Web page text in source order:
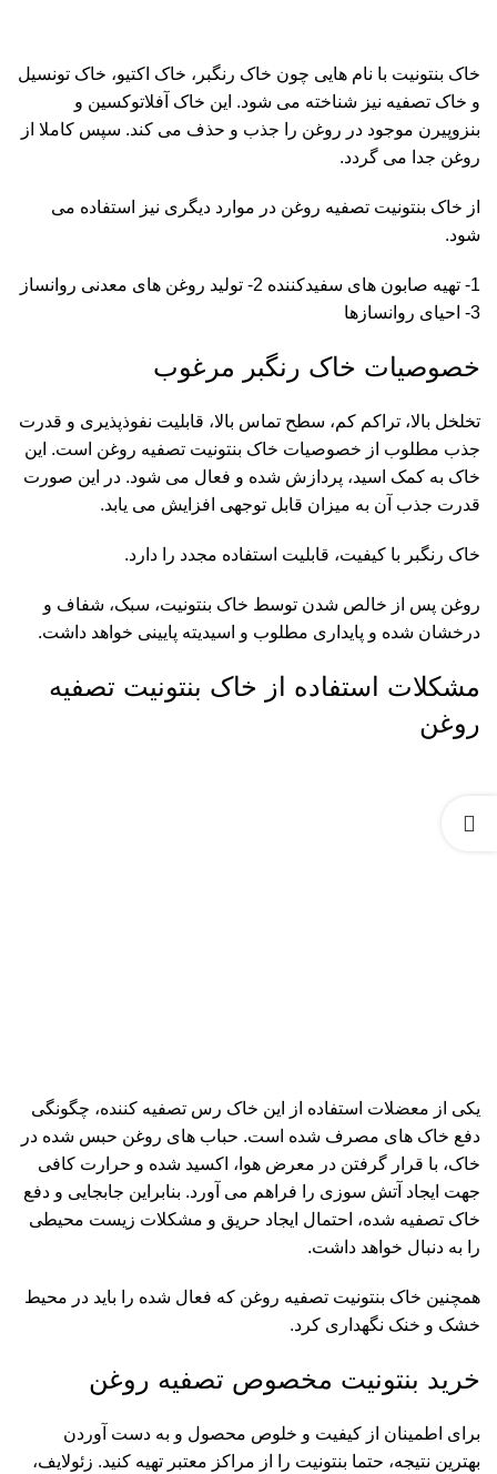
خاک بنتونیت با نام هایی چون خاک رنگبر، خاک اکتیو، خاک تونسیل
و خاک تصفیه نیز شناخته می شود. این خاک آفلاتوکسین و
بنزوپیرن موجود در روغن را جذب و حذف می کند. سپس کاملا از
روغن جدا می گردد.
از خاک بنتونیت تصفیه روغن در موارد دیگری نیز استفاده می
شود.
1- تهیه صابون های سفیدکننده 2- تولید روغن های معدنی روانساز
3- احیای روانسازها
خصوصیات خاک رنگبر مرغوب
تخلخل بالا، تراکم کم، سطح تماس بالا، قابلیت نفوذپذیری و قدرت
جذب مطلوب از خصوصیات خاک بنتونیت تصفیه روغن است. این
خاک به کمک اسید، پردازش شده و فعال می شود. در این صورت
قدرت جذب آن به میزان قابل توجهی افزایش می یابد.
خاک رنگبر با کیفیت، قابلیت استفاده مجدد را دارد.
روغن پس از خالص شدن توسط خاک بنتونیت، سبک، شفاف و
درخشان شده و پایداری مطلوب و اسیدیته پایینی خواهد داشت.
مشکلات استفاده از خاک بنتونیت تصفیه
روغن
یکی از معضلات استفاده از این خاک رس تصفیه کننده، چگونگی
دفع خاک های مصرف شده است. حباب های روغن حبس شده در
خاک، با قرار گرفتن در معرض هوا، اکسید شده و حرارت کافی
جهت ایجاد آتش سوزی را فراهم می آورد. بنابراین جابجایی و دفع
خاک تصفیه شده، احتمال ایجاد حریق و مشکلات زیست محیطی
را به دنبال خواهد داشت.
همچنین خاک بنتونیت تصفیه روغن که فعال شده را باید در محیط
خشک و خنک نگهداری کرد.
خرید بنتونیت مخصوص تصفیه روغن
برای اطمینان از کیفیت و خلوص محصول و به دست آوردن
بهترین نتیجه، حتما بنتونیت را از مراکز معتبر تهیه کنید. زئولایف،